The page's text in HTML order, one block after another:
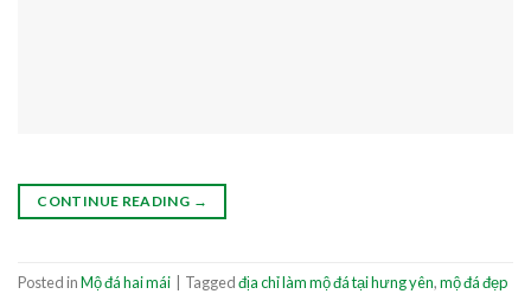
CONTINUE READING →
Posted inMộ đá hai mái Taggedđịa chỉ làm mộ đá tại hưng yên,mộ đá đẹp